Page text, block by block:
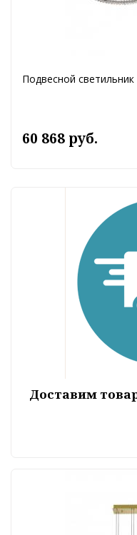
Подвесной
60 868 руб.
Доставим